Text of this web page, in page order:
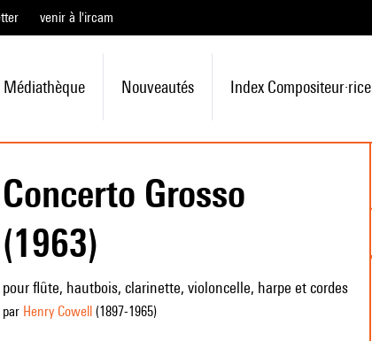
venir à l'ircam
Médiathèque Nouveautés Index Compositeur·rice
Concerto Grosso
(1963)
pour flûte, hautbois, clarinette, violoncelle, harpe et cordes
par Henry Cowell(1897-1965)